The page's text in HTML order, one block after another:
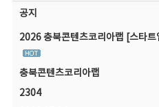
공지
2026 충북콘텐츠코리아랩 [스타
충북콘텐츠코리아랩
2304